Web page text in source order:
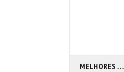
MELHORES ...